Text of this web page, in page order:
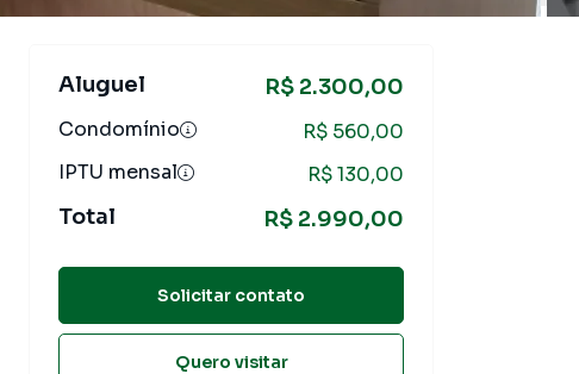
Aluguel R$ 2.300,00
Condomínio
R$ 560,00
IPTU mensal
R$ 130,00
Total R$ 2.990,00
Solicitar contato
Quero visitar